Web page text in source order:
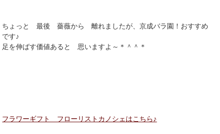
ちょっと 最後 薔薇から 離れましたが、京成バラ園！おすすめ
です♪
足を伸ばす価値あると 思いますよ～＊＾＾＊
フラワーギフト フローリストカノシェはこちら♪